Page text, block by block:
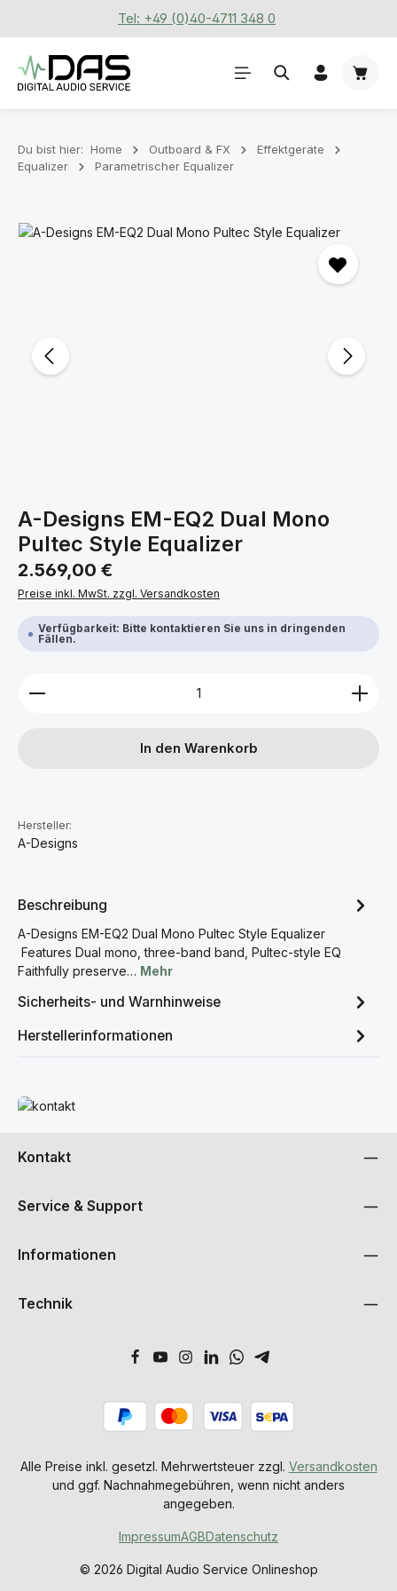
Zum Hauptinhalt springenTel: +49 (0)40-4711 348 0
Du bist hier: Home Outboard & FX
Effektgeräte
Equalizer
Parametrischer Equalizer
Bildergalerie überspringen
A-Designs EM-EQ2 Dual Mono
Pultec Style Equalizer
Regulärer Preis:
2.569,00 €
Preise inkl. MwSt. zzgl. Versandkosten
Verfügbarkeit: Bitte kontaktieren Sie uns in dringenden
Fällen.
Produkt Anzahl: Gib den gewünschten Wert ein
In den Warenkorb
Hersteller:
A-Designs
Beschreibung
A-Designs EM-EQ2 Dual Mono Pultec Style Equalizer
Features Dual mono, three-band band, Pultec-style EQ
Faithfully preserve… Mehr
Sicherheits- und Warnhinweise
Herstellerinformationen
Mehr erfahren
Kontakt
Service & Support
Informationen
Technik
Alle Preise inkl. gesetzl. Mehrwertsteuer zzgl. Versandkosten
und ggf. Nachnahmegebühren, wenn nicht anders
angegeben.
© 2026 Digital Audio Service Onlineshop
ImpressumAGBDatenschutz